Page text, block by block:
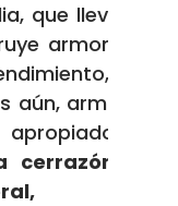
que lleve yo
armonía y
hay
aún, armonía
de
cerrazón, la
el